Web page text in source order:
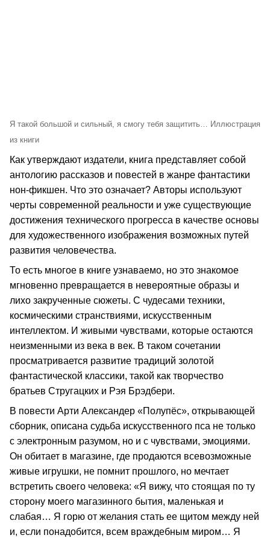
Я такой большой и сильный, я смогу тебя защитить… Иллюстрация
из книги
Как утверждают издатели, книга представляет собой
антологию рассказов и повестей в жанре фантастики
нон-фикшен. Что это означает? Авторы используют
черты современной реальности и уже существующие
достижения технического прогресса в качестве основы
для художественного изображения возможных путей
развития человечества.
То есть многое в книге узнаваемо, но это знакомое
мгновенно превращается в невероятные образы и
лихо закрученные сюжеты. С чудесами техники,
космическими странствиями, искусственным
интеллектом. И живыми чувствами, которые остаются
неизменными из века в век. В таком сочетании
просматривается развитие традиций золотой
фантастической классики, такой как творчество
братьев Стругацких и Рэя Брэдбери.
В повести Арти Александер «Полупёс», открывающей
сборник, описана судьба искусственного пса не только
с электронным разумом, но и с чувствами, эмоциями.
Он обитает в магазине, где продаются всевозможные
живые игрушки, не помнит прошлого, но мечтает
встретить своего человека: «Я вижу, что стоящая по ту
сторону моего магазинного бытия, маленькая и
слабая… Я горю от желания стать ее щитом между ней
и, если понадобится, всем враждебным миром… Я